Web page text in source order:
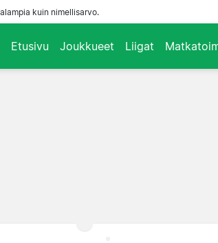
kuin nimellisarvo.
Etusivu Joukkueet Liigat